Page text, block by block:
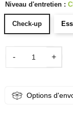
Niveau d'entretien :
Check-up
- +
Options